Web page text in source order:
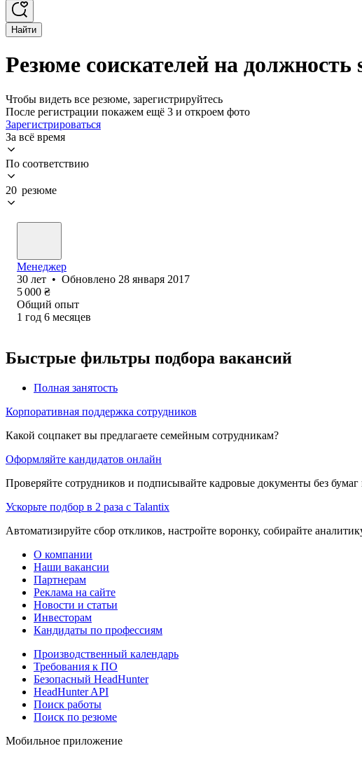
Найти
Резюме соискателей на
Чтобы видеть все резюме, зарегистрируйтесь
После регистрации покажем ещё 3 и откроем фото
Зарегистрироваться
За всё время
По соответствию
20 резюме
Менеджер
30 лет • Обновлено 28 января 2017
5 000 ₴
Общий опыт
1 год 6 месяцев
Быстрые фильтры подбора вакансий
Полная занятость
Корпоративная поддержка сотрудников
Какой соцпакет вы предлагаете семейным сотрудникам?
Оформляйте кандидатов онлайн
Проверяйте сотрудников и подписывайте кадровые документы без
Ускорьте подбор в 2 раза с Talantix
Автоматизируйте сбор откликов, настройте воронку, собирайте
О компании
Наши вакансии
Партнерам
Реклама на сайте
Новости и статьи
Инвесторам
Кандидаты по профессиям
Производственный календарь
Требования к ПО
Безопасный HeadHunter
HeadHunter API
Поиск работы
Поиск по резюме
Мобильное приложение